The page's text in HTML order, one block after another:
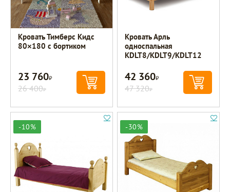
Кровать Тимберс Кидс
80×180 с бортиком
23 760Р
26 400Р
Кровать Арль
односпальная
KDLT8/KDLT9/KDLT12
42 360Р
47 320Р
-10% -30%